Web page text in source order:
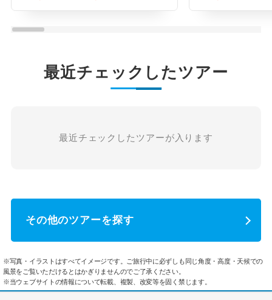
最近チェックしたツアー
最近チェックしたツアーが入ります
その他のツアーを探す
※写真・イラストはすべてイメージです。ご旅行中に必ずしも同じ角度・高度・天候での
風景をご覧いただけるとはかぎりませんのでご了承ください。
※当ウェブサイトの情報について転載、複製、改変等を固く禁じます。